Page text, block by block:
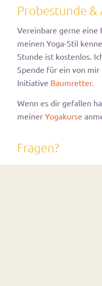
Probestunde &
Vereinbare gerne eine
meinen Yoga-Stil
Stunde ist kostenlos.
Spende für ein von
Initiative Baumretter.
Wenn es dir gefallen
meiner Yogakurse
Fragen?
Hast du noch Fragen